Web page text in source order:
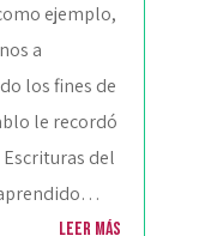
ejemplo,
a
los fines de
le recordó
del
Leer más